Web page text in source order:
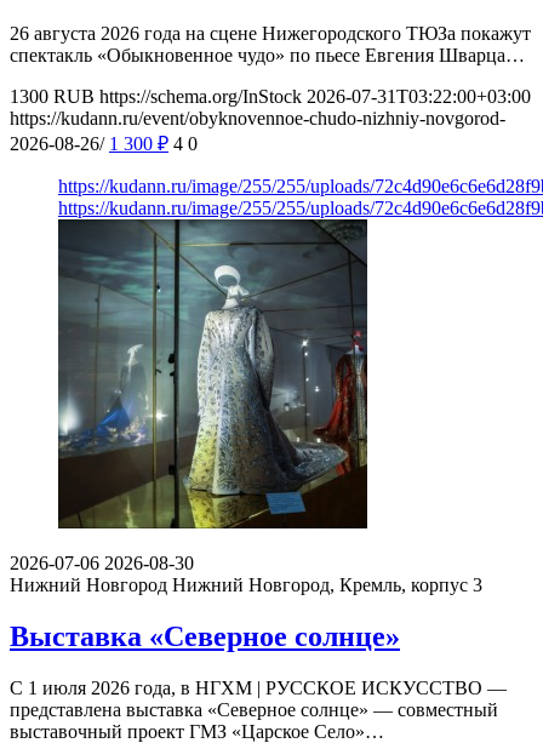
26 августа 2026 года на сцене Нижегородского ТЮЗа покажут
спектакль «Обыкновенное чудо» по пьесе Евгения Шварца…
1300 RUB https://schema.org/InStock 2026-07-31T03:22:00+03:00
https://kudann.ru/event/obyknovennoe-chudo-nizhniy-novgorod-
2026-08-26/ 1 300 ₽ 4 0
https://kudann.ru/image/255/255/uploads/
https://kudann.ru/image/255/255/uploads/
2026-07-06 2026-08-30
Нижний Новгород Нижний Новгород, Кремль, корпус 3
Выставка «Северное солнце»
С 1 июля 2026 года, в НГХМ | РУССКОЕ ИСКУССТВО —
представлена выставка «Северное солнце» — совместный
выставочный проект ГМЗ «Царское Село»…